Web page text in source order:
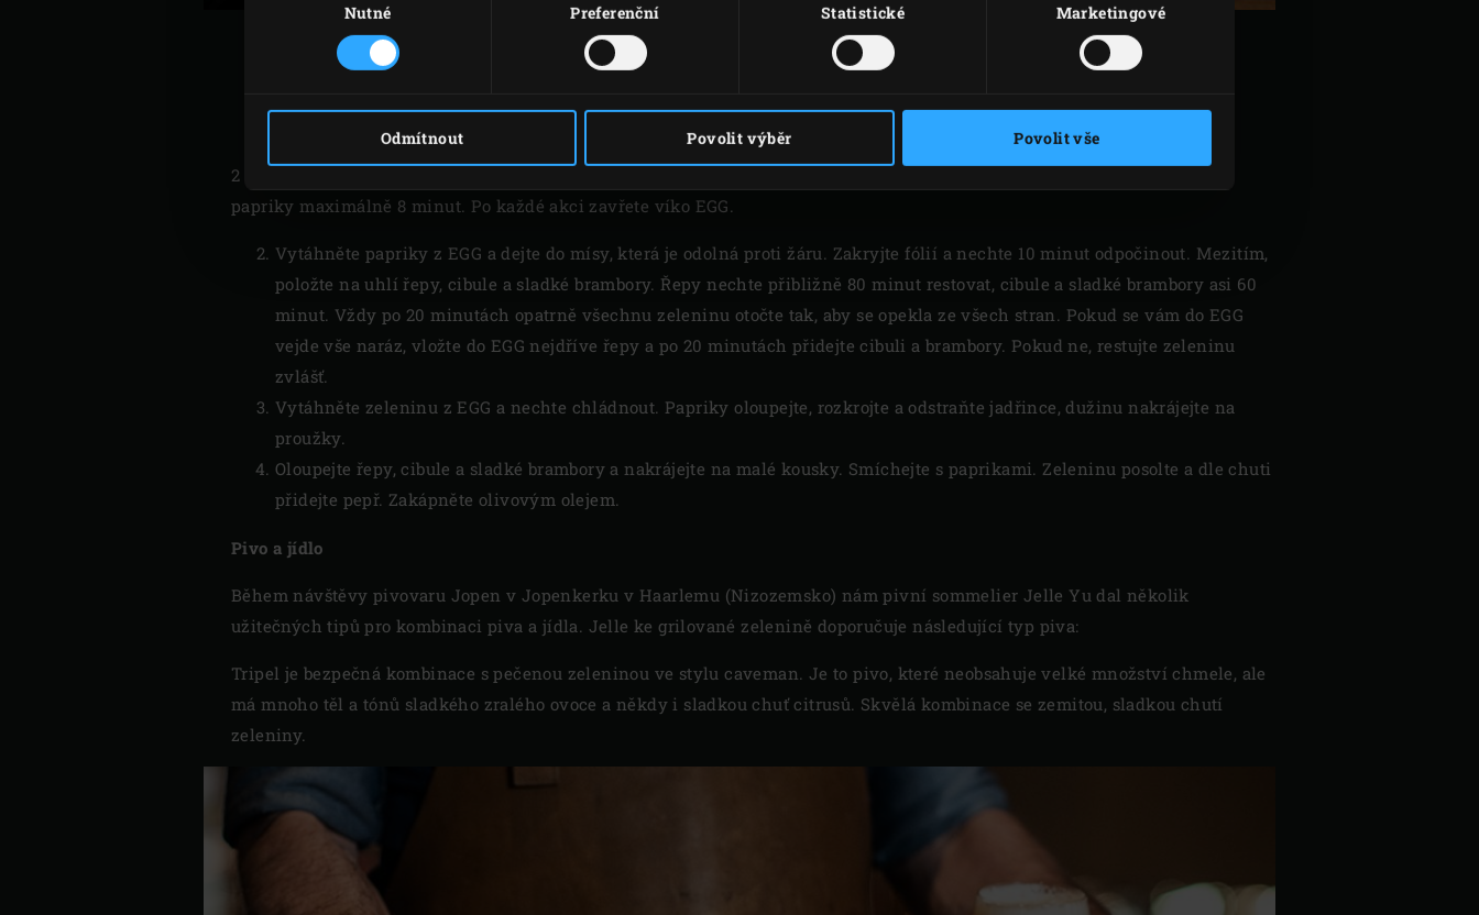
Nutné Preferenční Statistické Marketingové
Odmítnout Povolit výběr Povolit vše
VAŘENÍ
2 minuty tak, aby zčernaly a vytvořily se puchýřky na všech stranách. Špičaté papriky pečte nejvýše 6 minut a červené
papriky maximálně 8 minut. Po každé akci zavřete víko EGG.
Vytáhněte papriky z EGG a dejte do mísy, která je odolná proti žáru. Zakryjte fólií a nechte 10 minut odpočinout. Mezitím,
položte na uhlí řepy, cibule a sladké brambory. Řepy nechte přibližně 80 minut restovat, cibule a sladké brambory asi 60
minut. Vždy po 20 minutách opatrně všechnu zeleninu otočte tak, aby se opekla ze všech stran. Pokud se vám do EGG
vejde vše naráz, vložte do EGG nejdříve řepy a po 20 minutách přidejte cibuli a brambory. Pokud ne, restujte zeleninu
zvlášť.
Vytáhněte zeleninu z EGG a nechte chládnout. Papriky oloupejte, rozkrojte a odstraňte jadřince, dužinu nakrájejte na
proužky.
Oloupejte řepy, cibule a sladké brambory a nakrájejte na malé kousky. Smíchejte s paprikami. Zeleninu posolte a dle chuti
přidejte pepř. Zakápněte olivovým olejem.
Pivo a jídlo
Během návštěvy pivovaru Jopen v Jopenkerku v Haarlemu (Nizozemsko) nám pivní sommelier Jelle Yu dal několik
užitečných tipů pro kombinaci piva a jídla. Jelle ke grilované zelenině doporučuje následující typ piva:
Tripel je bezpečná kombinace s pečenou zeleninou ve stylu caveman. Je to pivo, které neobsahuje velké množství chmele, ale
má mnoho těl a tónů sladkého zralého ovoce a někdy i sladkou chuť citrusů. Skvělá kombinace se zemitou, sladkou chutí
zeleniny.